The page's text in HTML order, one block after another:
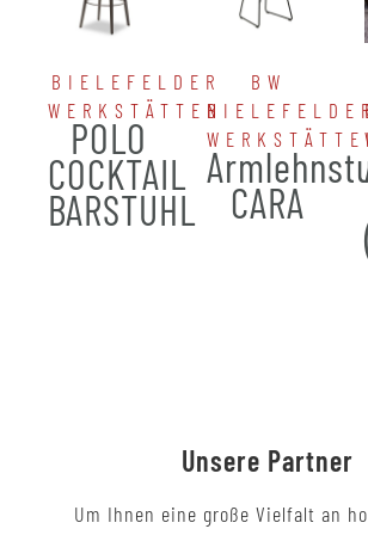
BIELEFELDER
WERKSTÄTTEN
POLO
COCKTAIL
BARSTUHL
BW
CARA
Unsere Partner
Um Ihnen eine große Vielfalt an